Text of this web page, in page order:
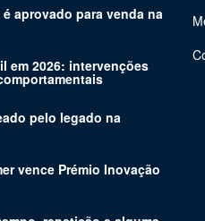
aprovado para venda na
em 2026: intervenções
pelo legado na
vence Prémio Inovação